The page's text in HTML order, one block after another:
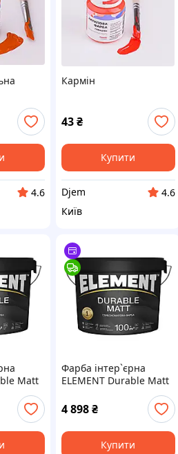
4.6
Кармін
43₴
Купити
Djem
4.6
Київ
Matt
база А
Фарба інтер`єрна
ELEMENT Durable Matt
глибокоматова база А
біла 9 л
4 898₴
Купити